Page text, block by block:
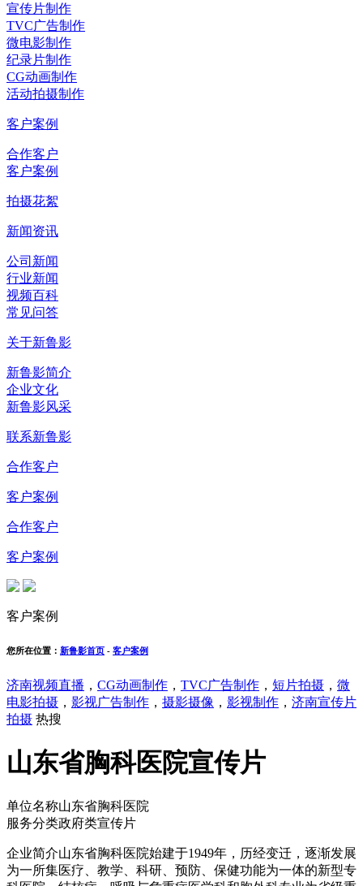
宣传片制作
TVC广告制作
微电影制作
纪录片制作
CG动画制作
活动拍摄制作
客户案例
合作客户
客户案例
拍摄花絮
新闻资讯
公司新闻
行业新闻
视频百科
常见问答
关于新鲁影
新鲁影简介
企业文化
新鲁影风采
联系新鲁影
合作客户
客户案例
合作客户
客户案例
客户案例
您所在位置： 新鲁影首页 - 客户案例
济南视频直播 ， CG动画制作 ， TVC广告制作 ， 短片拍摄 ， 微
电影拍摄 ， 影视广告制作 ， 摄影摄像 ， 影视制作 ， 济南宣传片
拍摄 热搜
山东省胸科医院宣传片
单位名称山东省胸科医院
服务分类政府类宣传片
企业简介山东省胸科医院始建于1949年，历经变迁，逐渐发展
为一所集医疗、教学、科研、预防、保健功能为一体的新型专